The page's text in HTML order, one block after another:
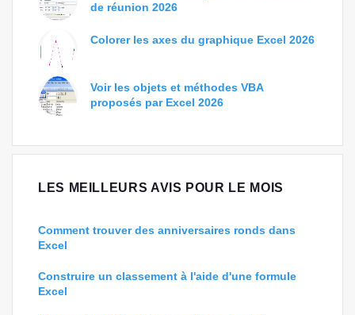
de réunion 2026
Colorer les axes du graphique Excel 2026
Voir les objets et méthodes VBA
proposés par Excel 2026
LES MEILLEURS AVIS POUR LE MOIS
Comment trouver des anniversaires ronds dans
Excel
Construire un classement à l'aide d'une formule
Excel